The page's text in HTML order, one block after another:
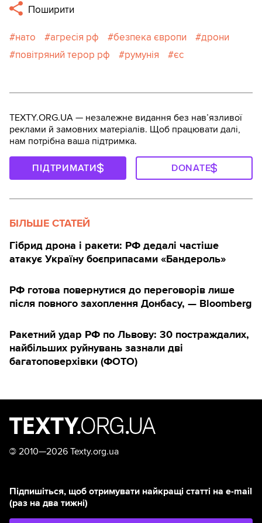
Поширити
нато агресія рф безпека європи
дрони
повітряний терор рф
румунія єс
TEXTY.ORG.UA — незалежне видання без навʼязливої
реклами й замовних матеріалів. Щоб працювати далі,
нам потрібна ваша підтримка.
ПІДТРИМАТИ DONATE
БІЛЬШЕ СТАТЕЙ
Гібрид дрона і ракети: РФ дедалі частіше
атакує Україну боєприпасами «Бандероль»
РФ готова повернутися до переговорів лише
після повного захоплення Донбасу, — Bloomberg
Ракетний удар РФ по Львову: 30 постраждалих,
найбільших руйнувань зазнали дві
багатоповерхівки (ФОТО)
© 2010—2026 Texty.org.ua
Підпишіться, щоб отримувати найкращі статті на e-mail
(раз на два тижні)